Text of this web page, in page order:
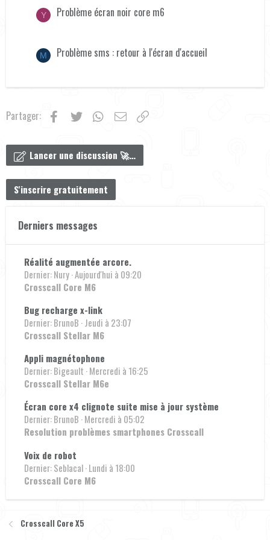
Y Problème écran noir core m6
M Problème sms : retour à l'écran d'accueil
Partager: FacebookTwitter WhatsApp
Email
Lancer une discussion 🚀…
S'inscrire gratuitement
Derniers messages
Réalité augmentée arcore.
Dernier: Nury Aujourd'hui à 09:20
Crosscall Core M6
Bug recharge x-link
Dernier: BrunoB Jeudi à 23:07
Crosscall Stellar M6
Appli magnétophone
Dernier: Bigeault Mercredi à 16:25
Crosscall Stellar M6e
Écran core x4 clignote suite mise à jour système
Dernier: BrunoB Mercredi à 05:02
Resolution problèmes smartphones Crosscall
Voix de robot
Dernier: Seblacal Lundi à 18:00
Crosscall Core M6
Crosscall Core X5